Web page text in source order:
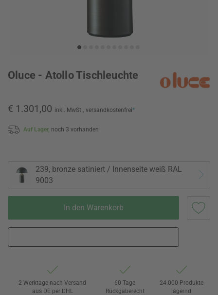
Oluce - Atollo Tischleuchte
€ 1.301,00 inkl. MwSt., versandkostenfrei*
Auf Lager, noch 3 vorhanden
239, bronze satiniert / Innenseite weiß RAL
9003
In den Warenkorb
2 Werktage nach Versand
aus DE per DHL
60 Tage
Rückgaberecht
24.000 Produkte
lagernd